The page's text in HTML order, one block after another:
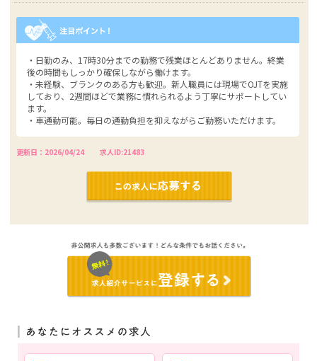
・日勤のみ、17時30分までの勤務で残業ほとんどありません。終業
後の時間もしっかり確保しながら働けます。
・未経験、ブランクのある方も歓迎。新人職員には現場でOJTを実施
しており、2週間ほどで業務に慣れられるよう丁寧にサポートしてい
ます。
・車通勤可能。毎日の通勤負担を抑えながらご勤務いただけます。
更新日：2026/04/24 求人ID:21483